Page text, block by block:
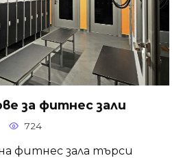
за фитнес зали
724
фитнес зала търси